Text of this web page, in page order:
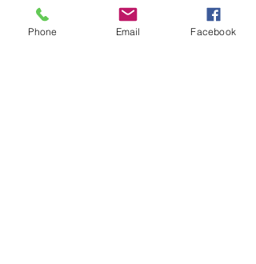
Phone Email Facebook